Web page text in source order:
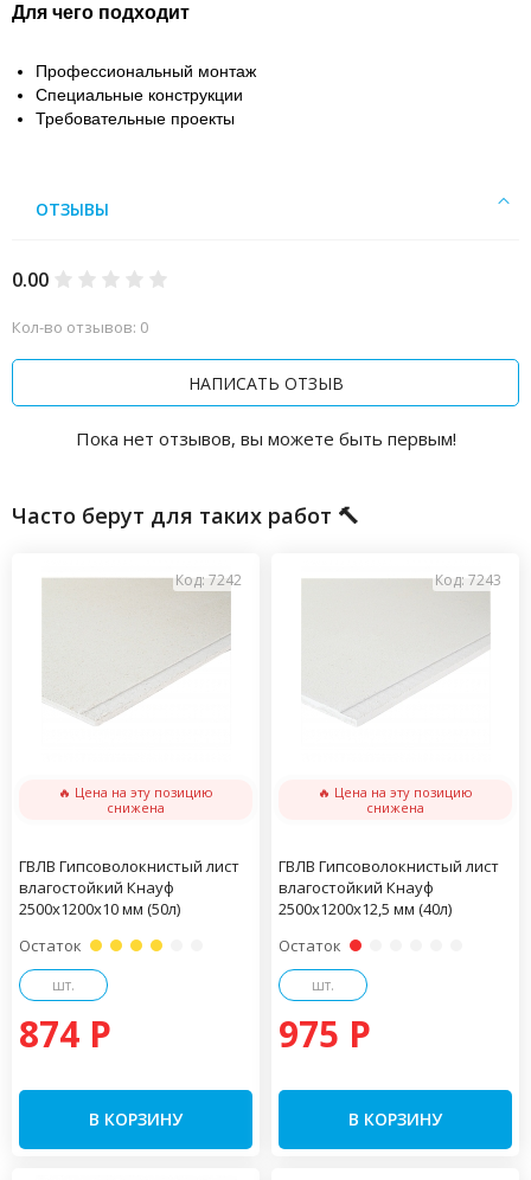
Для чего подходит
Профессиональный монтаж
Специальные конструкции
Требовательные проекты
ОТЗЫВЫ
0.00
Кол-во отзывов: 0
НАПИСАТЬ ОТЗЫВ
Пока нет отзывов, вы можете быть первым!
Часто берут для таких работ 🔨
Код: 7242
🔥 Цена на эту позицию
снижена
ГВЛВ Гипсоволокнистый лист
влагостойкий Кнауф
2500х1200х10 мм (50л)
Остаток
шт.
874 P
В КОРЗИНУ
Код: 7243
🔥 Цена на эту позицию
снижена
ГВЛВ Гипсоволокнистый лист
влагостойкий Кнауф
2500х1200х12,5 мм (40л)
Остаток
шт.
975 P
В КОРЗИНУ